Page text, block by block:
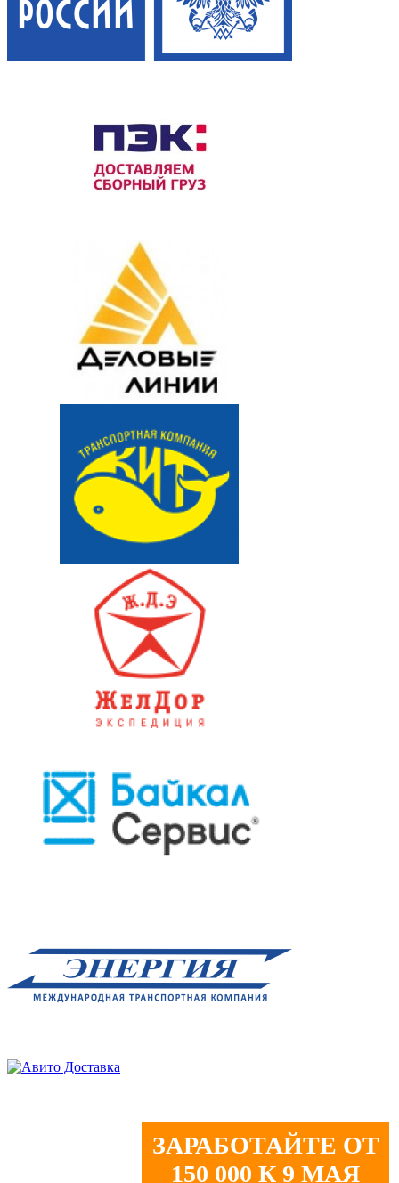
ЗАРАБОТАЙТЕ ОТ
150 000 К 9 МАЯ